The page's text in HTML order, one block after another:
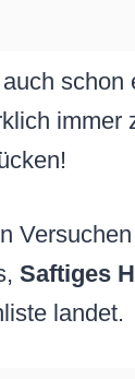
immer
Saftiges
landet.